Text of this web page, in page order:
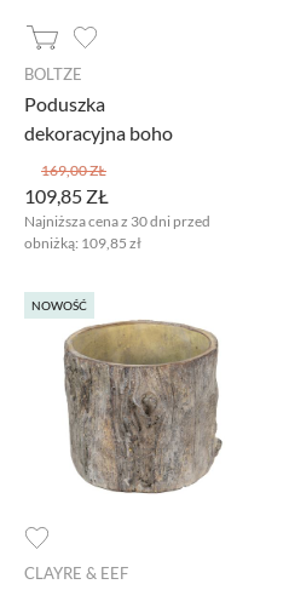
BOLTZE
Poduszka
dekoracyjna boho
109,85 ZŁ
169,00 ZŁ
Najniższa cena z 30 dni przed
obniżką: 109,85 zł
NOWOŚĆ
CLAYRE & EEF